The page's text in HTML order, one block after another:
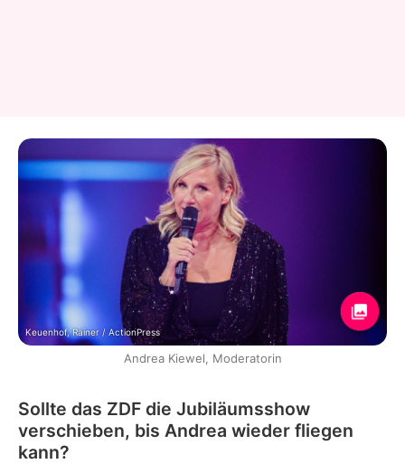
Keuenhof, Rainer / ActionPress
Andrea Kiewel, Moderatorin
Sollte das ZDF die Jubiläumsshow
verschieben, bis Andrea wieder fliegen
kann?